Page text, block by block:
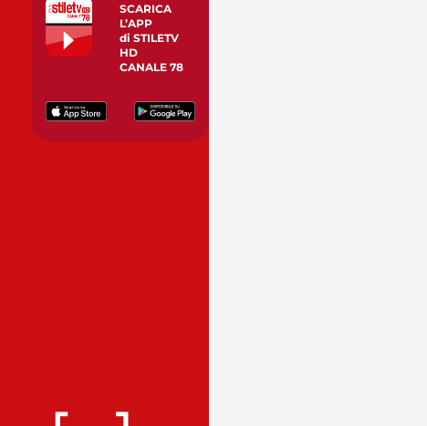
SCARICA
L’APP
di STILETV
HD
CANALE 78